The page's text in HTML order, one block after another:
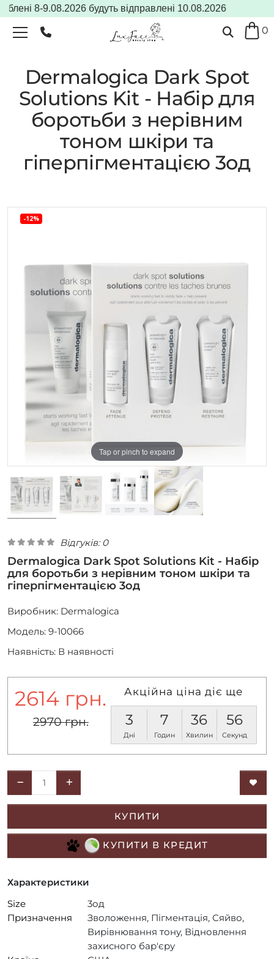
8-9.08.2026 будуть відправлені 10.08.2026
0
Dermalogica Dark Spot
Solutions Kit - Набір для
боротьби з нерівним
тоном шкіри та
гіперпігментацією 3од
-12%
Tap or pinch to expand
Відгуків: 0
Dermalogica Dark Spot Solutions Kit - Набір
для боротьби з нерівним тоном шкіри та
гіперпігментацією 3од
Виробник: Dermalogica
Модель: 9-10066
Наявність: В наявності
2614 грн.
2970 грн.
Акційна ціна діє ще
3
Дні
7
Годин
36
Хвилин
56
Секунд
КУПИТИ
КУПИТИ В КРЕДИТ
Характеристики
Size
3од
Призначення
Зволоження, Пігментація, Сяйво,
Вирівнювання тону, Відновлення
захисного бар'єру